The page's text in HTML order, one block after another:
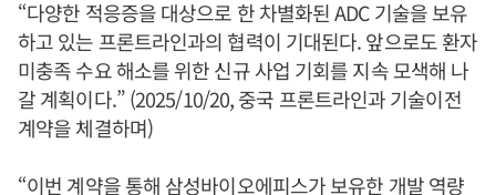
“다양한 적응증을 대상으로 한 차별화된 ADC 기술을 보유
하고 있는 프론트라인과의 협력이 기대된다. 앞으로도 환자
미충족 수요 해소를 위한 신규 사업 기회를 지속 모색해 나
갈 계획이다.” (2025/10/20, 중국 프론트라인과 기술이전
계약을 체결하며)
“이번 계약을 통해 삼성바이오에피스가 보유한 개발 역량